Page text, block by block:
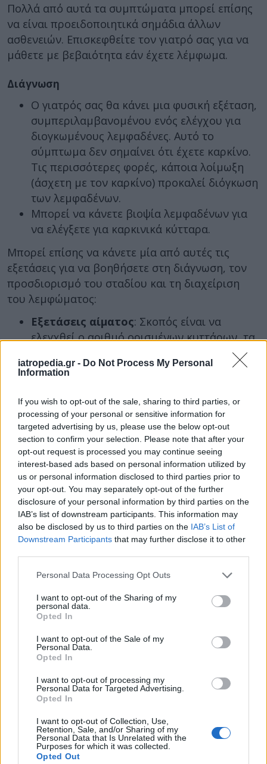
iatropedia.gr - Do Not Process My Personal
Information
If you wish to opt-out of the sale, sharing to third parties, or
processing of your personal or sensitive information for
targeted advertising by us, please use the below opt-out
section to confirm your selection. Please note that after your
opt-out request is processed you may continue seeing
interest-based ads based on personal information utilized by
us or personal information disclosed to third parties prior to
your opt-out. You may separately opt-out of the further
disclosure of your personal information by third parties on the
IAB’s list of downstream participants. This information may
also be disclosed by us to third parties on the IAB’s List of
Downstream Participants that may further disclose it to other
Personal Data Processing Opt Outs
I want to opt-out of the Sharing of my
personal data.
Opted In
I want to opt-out of the Sale of my
Personal Data.
Opted In
I want to opt-out of processing my
Personal Data for Targeted Advertising.
Opted In
I want to opt-out of Collection, Use,
Retention, Sale, and/or Sharing of my
Personal Data that Is Unrelated with the
Purposes for which it was collected.
Opted Out
Πολλά από αυτά τα συμπτώματα μπορεί επίσης
να είναι προειδοποιητικά σημάδια άλλων
ασθενειών. Επισκεφθείτε τον γιατρό σας για να
μάθετε με βεβαιότητα εάν έχετε λέμφωμα.
Διάγνωση
Ο γιατρός σας θα κάνει μια φυσική εξέταση,
συμπεριλαμβανομένου ενός ελέγχου για
διογκωμένους λεμφαδένες. Αυτό το
σύμπτωμα δεν σημαίνει ότι έχετε καρκίνο.
Τις περισσότερες φορές, κάποια λοίμωξη
(άσχετη με τον καρκίνο) προκαλεί διόγκωση
των λεμφαδένων.
Μπορεί να κάνετε βιοψία λεμφαδένων για
να ελέγξετε για καρκινικά κύτταρα.
Μπορεί επίσης να κάνετε μία από αυτές τις
εξετάσεις για να βοηθήσετε στη διάγνωση, τον
προσδιορισμό του σταδίου και τη διαχείριση
του λεμφώματος:
Εξετάσεις αίματος: Σκοπός είναι να
ελεγχθεί ο αριθμό ορισμένων κυττάρων, τα
μόλυνσης στο αίμα σας.
βιοψία: Ο γιατρός χρησιμοποιεί μια βελόνα
για να αφαιρέσει υγρό ή ιστό από τον μυελό
των οστών σας (το σπογγώδες τμήμα μέσα
στο οστό όπου δημιουργούνται τα κύτταρα
του αίματος) για να αναζητήσει κύτταρα
λεμφώματος.
Απεικονιστικές εξετάσεις: Ακτινογραφία
θώρακος και τομογραφίες
Μοριακό τεστ: Αυτό το τεστ
χρησιμοποιείται για να βρει αλλαγές στα
γονίδια, τις πρωτεΐνες και άλλες ουσίες στα
καρκινικά κύτταρα για να βοηθήσει τον
λεμφώματος έχετε.
https://www.webmd.com
ΔΙΑΒΑΣΤΕ ΕΠΙΣΗΣ
Συμπτώματα και λύσεις αν είναι χαμηλό
Όταν κάνετε μετάγγιση αίματος, έχει
σημασία τι φύλο είναι ο δότης;
Τα άγνωστα συμπτώματα που μπορεί να